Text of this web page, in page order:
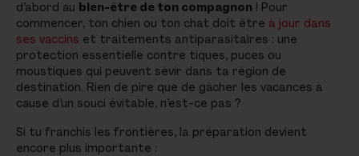
d’abord au bien-être de ton compagnon ! Pour
commencer, ton chien ou ton chat doit être à jour dans
ses vaccins et traitements antiparasitaires : une
protection essentielle contre tiques, puces ou
moustiques qui peuvent sévir dans ta région de
destination. Rien de pire que de gâcher les vacances à
cause d’un souci évitable, n’est-ce pas ?
Si tu franchis les frontières, la préparation devient
encore plus importante :